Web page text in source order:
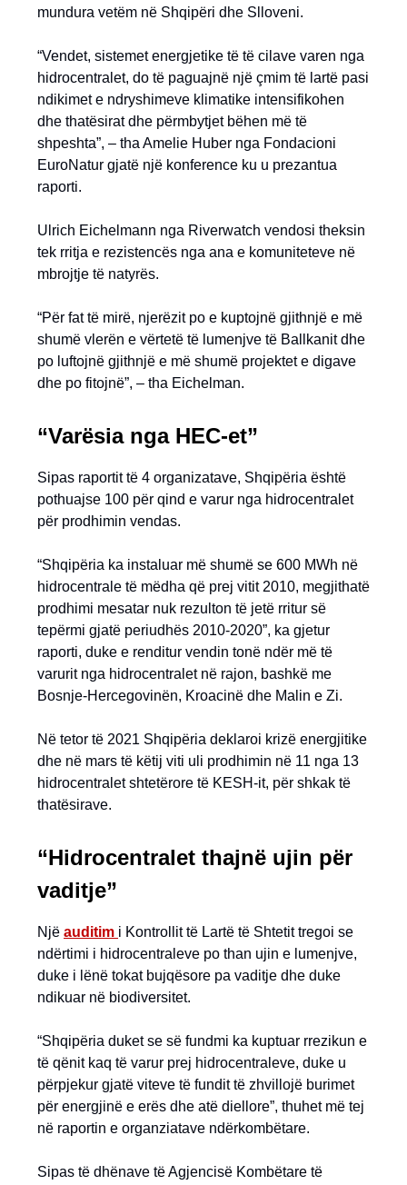
mundura vetëm në Shqipëri dhe Slloveni.
“Vendet, sistemet energjetike të të cilave varen nga
hidrocentralet, do të paguajnë një çmim të lartë pasi
ndikimet e ndryshimeve klimatike intensifikohen
dhe thatësirat dhe përmbytjet bëhen më të
shpeshta”, – tha Amelie Huber nga Fondacioni
EuroNatur gjatë një konference ku u prezantua
raporti.
Ulrich Eichelmann nga Riverwatch vendosi theksin
tek rritja e rezistencës nga ana e komuniteteve në
mbrojtje të natyrës.
“Për fat të mirë, njerëzit po e kuptojnë gjithnjë e më
shumë vlerën e vërtetë të lumenjve të Ballkanit dhe
po luftojnë gjithnjë e më shumë projektet e digave
dhe po fitojnë”, – tha Eichelman.
“Varësia nga HEC-et”
Sipas raportit të 4 organizatave, Shqipëria është
pothuajse 100 për qind e varur nga hidrocentralet
për prodhimin vendas.
“Shqipëria ka instaluar më shumë se 600 MWh në
hidrocentrale të mëdha që prej vitit 2010, megjithatë
prodhimi mesatar nuk rezulton të jetë rritur së
tepërmi gjatë periudhës 2010-2020”, ka gjetur
raporti, duke e renditur vendin tonë ndër më të
varurit nga hidrocentralet në rajon, bashkë me
Bosnje-Hercegovinën, Kroacinë dhe Malin e Zi.
Në tetor të 2021 Shqipëria deklaroi krizë energjitike
dhe në mars të këtij viti uli prodhimin në 11 nga 13
hidrocentralet shtetërore të KESH-it, për shkak të
thatësirave.
“Hidrocentralet thajnë ujin për
vaditje”
Një auditim i Kontrollit të Lartë të Shtetit tregoi se
ndërtimi i hidrocentraleve po than ujin e lumenjve,
duke i lënë tokat bujqësore pa vaditje dhe duke
ndikuar në biodiversitet.
“Shqipëria duket se së fundmi ka kuptuar rrezikun e
të qënit kaq të varur prej hidrocentraleve, duke u
përpjekur gjatë viteve të fundit të zhvillojë burimet
për energjinë e erës dhe atë diellore”, thuhet më tej
në raportin e organziatave ndërkombëtare.
Sipas të dhënave të Agjencisë Kombëtare të